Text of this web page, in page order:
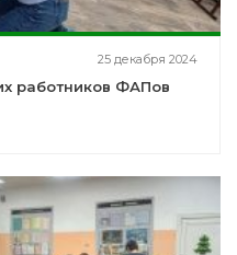
25 декабря 2024
работников ФАПов